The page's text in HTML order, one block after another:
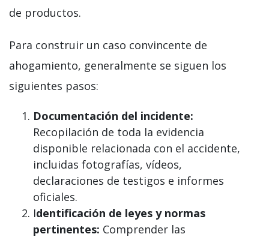
de productos.
Para construir un caso convincente de
ahogamiento, generalmente se siguen los
siguientes pasos:
Documentación del incidente:
Recopilación de toda la evidencia
disponible relacionada con el accidente,
incluidas fotografías, vídeos,
declaraciones de testigos e informes
oficiales.
Identificación de leyes y normas
pertinentes: Comprender las